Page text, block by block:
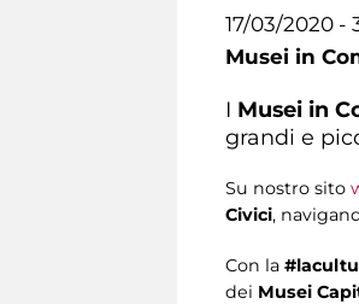
17/03/2020 -
Musei in
I Musei in
grandi e
Su nostro sito
Civici,
Con la
dei Musei